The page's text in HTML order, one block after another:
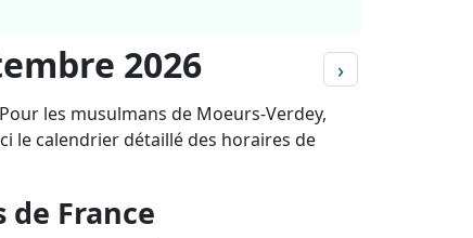
2026 ›
les musulmans de Moeurs-Verdey,
le calendrier détaillé des horaires de
France